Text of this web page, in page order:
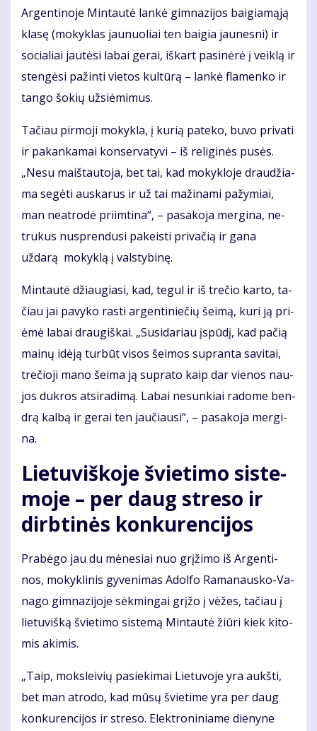
Ar­gen­ti­no­je Min­tau­tė lan­kė gim­na­zi­jos bai­gia­mą­ją
kla­sę (mo­kyk­las jau­nuo­liai ten bai­gia jau­nes­ni) ir
so­cia­liai jau­tė­si la­bai ge­rai, iš­kart pa­si­nė­rė į veik­lą ir
sten­gė­si pa­žin­ti vie­tos kul­tū­rą – lan­kė fla­men­ko ir
tan­go šo­kių už­si­ė­mi­mus.
Ta­čiau pir­mo­ji mo­kyk­la, į ku­rią pa­te­ko, bu­vo pri­va­ti
ir pa­kan­ka­mai kon­ser­va­ty­vi – iš re­li­gi­nės pu­sės.
„Ne­su maiš­tau­to­ja, bet tai, kad mo­kyk­lo­je drau­džia­
ma se­gė­ti aus­ka­rus ir už tai ma­ži­na­mi pa­žy­miai,
man ne­at­ro­dė pri­im­ti­na“, – pa­sa­ko­ja mer­gi­na, ne­
tru­kus nu­spren­du­si pa­keis­ti privačią ir gana
uždarą mo­kyk­lą į vals­ty­bi­nę.
Min­tau­tė džiau­gia­si, kad, te­gul ir iš tre­čio kar­to, ta­
čiau jai pa­vy­ko ras­ti ar­gen­ti­nie­čių šei­mą, ku­ri ją pri­
ėmė la­bai drau­giš­kai. „Su­si­da­riau įspū­dį, kad pa­čią
mai­nų idė­ją tur­būt vi­sos šei­mos su­pran­ta sa­vi­tai,
tre­čio­ji ma­no šei­ma ją su­pra­to kaip dar vie­nos nau­
jos duk­ros at­si­ra­di­mą. La­bai ne­sun­kiai ra­do­me ben­
drą kal­bą ir ge­rai ten jau­čiau­si“, – pa­sa­ko­ja mer­gi­
na.
Lie­tu­viš­ko­je švie­ti­mo sis­te­
mo­je – per daug stre­so ir
dirb­ti­nės kon­ku­ren­ci­jos
Pra­bė­go jau du mė­ne­siai nuo grį­ži­mo iš Ar­gen­ti­
nos, mo­kyk­li­nis gy­ve­ni­mas Adol­fo Ra­ma­naus­ko-Va­
na­go gim­na­zi­jo­je sėk­min­gai grį­žo į vė­žes, ta­čiau į
lie­tu­viš­ką švie­ti­mo sis­te­mą Min­tau­tė žiū­ri kiek ki­to­
mis aki­mis.
„Taip, moks­lei­vių pa­sie­ki­mai Lie­tu­vo­je yra aukš­ti,
bet man at­ro­do, kad mū­sų švie­ti­me yra per daug
kon­ku­ren­ci­jos ir stre­so. Elek­tro­ni­nia­me die­ny­ne